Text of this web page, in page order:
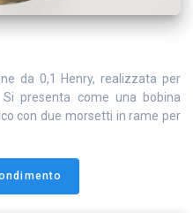
da 0,1 Henry, realizzata per
presenta come una bobina
con due morsetti in rame per